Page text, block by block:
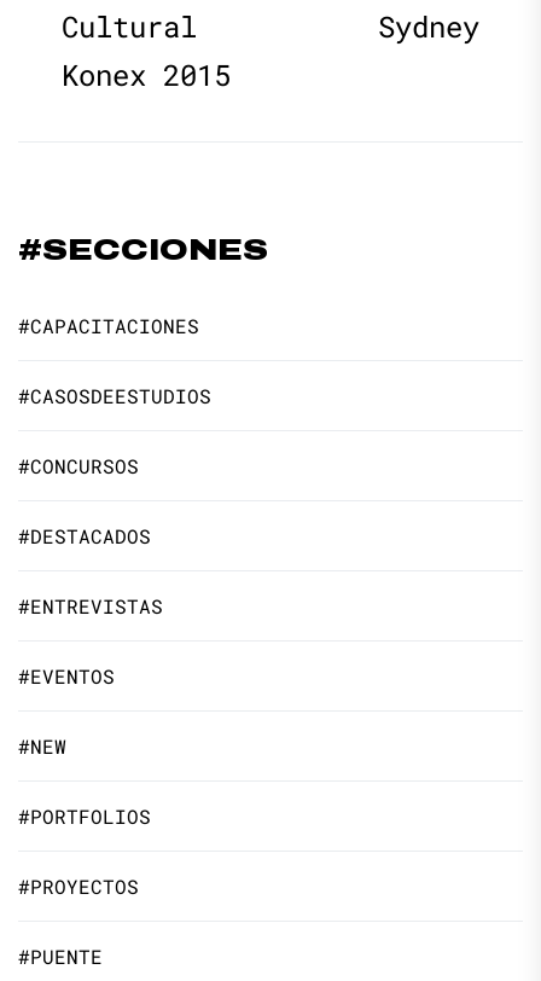
Cultural
Konex 2015
Sydney
#SECCIONES
#CAPACITACIONES
#CASOSDEESTUDIOS
#CONCURSOS
#DESTACADOS
#ENTREVISTAS
#EVENTOS
#NEW
#PORTFOLIOS
#PROYECTOS
#PUENTE